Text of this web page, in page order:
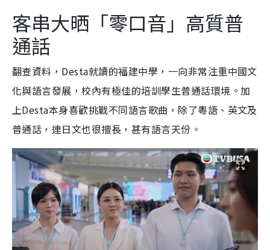
客串大晒「零口音」高質普
通話
翻查資料，Desta就讀的福建中學，一向非常注重中國文
化與語言發展，校內有極佳的培訓學生普通話環境。加
上Desta本身喜歡挑戰不同語言歌曲，除了粵語、英文及
普通話，連日文也很擅長，甚有語言天份。